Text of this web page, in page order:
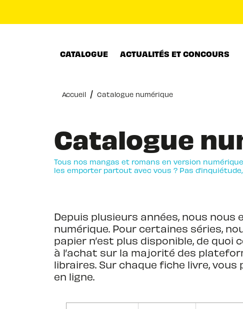
CATALOGUE ACTUALITÉS ET CONCOURS
Accueil / Catalogue numérique
Catalogue
Tous nos mangas et romans en version
les emporter partout avec vous ? Pas
Depuis plusieurs années, nous
numérique. Pour certaines séries,
papier n’est plus disponible, de
à l’achat sur la majorité des
libraires. Sur chaque fiche livre,
en ligne.